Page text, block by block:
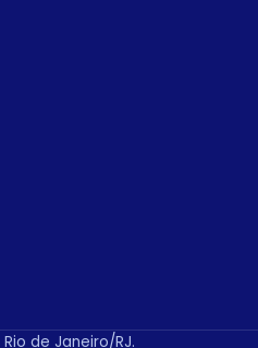
de Janeiro/RJ.